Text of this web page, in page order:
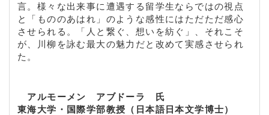
言。様々な出来事に遭遇する留学生ならではの視点
と「もののあはれ」のような感性にはただただ感心
させられる。「人と繋ぐ、想いを紡ぐ」、それこそ
が、川柳を詠む最大の魅力だと改めて実感させられ
た。
アルモーメン アブドーラ 氏
東海大学・国際学部教授（日本語日本文学博士）